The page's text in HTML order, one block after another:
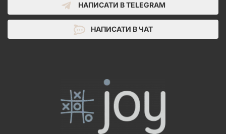
НАПИСАТИ В TELEGRAM
НАПИСАТИ В ЧАТ